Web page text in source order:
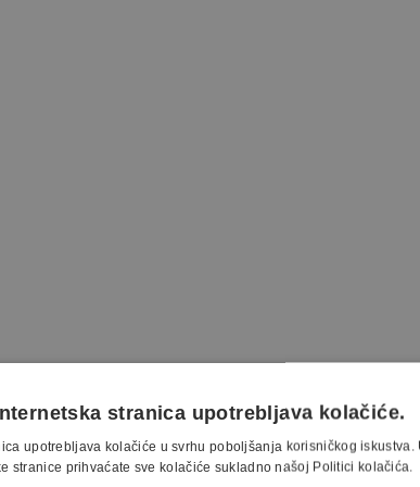
uređaja, high-end
stranica upotrebljava kolačiće.
upotrebljava kolačiće u svrhu poboljšanja korisničkog iskustva.
stranice prihvaćate sve kolačiće sukladno našoj Politici kolačića.